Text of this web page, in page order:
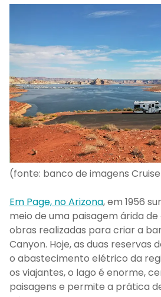
(fonte: banco de imagens
Em Page, no Arizona, em 1956
meio de uma paisagem árida
obras realizadas para criar a
Canyon. Hoje, as duas reservas
o abastecimento elétrico da
os viajantes, o lago é enorme,
paisagens e permite a prática